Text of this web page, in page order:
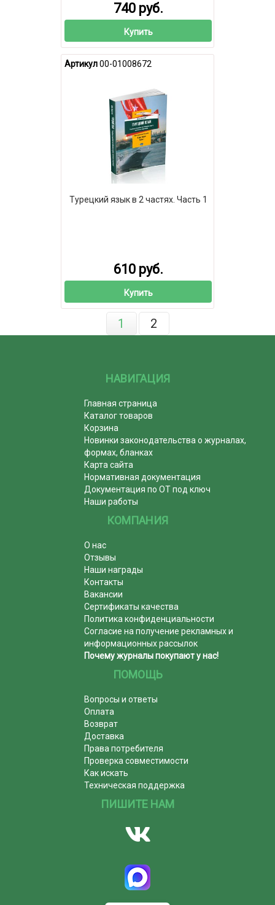
740 руб.
Купить
Артикул00-01008672
Турецкий язык в 2 частях. Часть 1
610 руб.
Купить
1 2
НАВИГАЦИЯ
Главная страница
Каталог товаров
Корзина
Новинки законодательства о журналах,
формах, бланках
Карта сайта
Нормативная документация
Документация по ОТ под ключ
Наши работы
КОМПАНИЯ
О нас
Отзывы
Наши награды
Контакты
Вакансии
Сертификаты качества
Политика конфиденциальности
Согласие на получение рекламных и
информационных рассылок
Почему журналы покупают у нас!
ПОМОЩЬ
Вопросы и ответы
Оплата
Возврат
Доставка
Права потребителя
Проверка совместимости
Как искать
Техническая поддержка
ПИШИТЕ НАМ